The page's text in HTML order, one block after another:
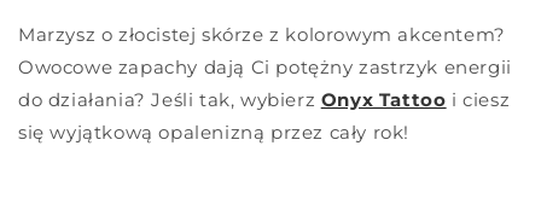
Marzysz o złocistej skórze z kolorowym akcentem?
Owocowe zapachy dają Ci potężny zastrzyk energii
do działania? Jeśli tak, wybierz Onyx Tattoo i ciesz
się wyjątkową opalenizną przez cały rok!